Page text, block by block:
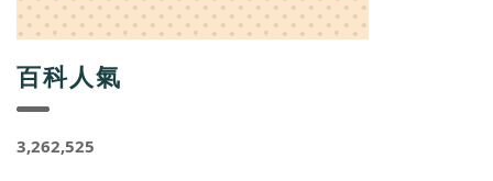
百科人氣
3,262,525